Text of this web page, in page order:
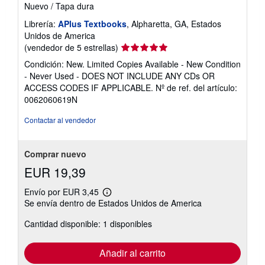
Nuevo / Tapa dura
Librería: APlus Textbooks, Alpharetta, GA, Estados
Unidos de America
(vendedor de 5 estrellas) Calificación
del
vendedor:
5
de
Condición: New. Limited Copies Available - New Condition
- Never Used - DOES NOT INCLUDE ANY CDs OR
ACCESS CODES IF APPLICABLE. Nº de ref. del artículo:
0062060619N
Contactar al vendedor
Comprar nuevo
EUR 19,39
Envío por EUR 3,45
Más
información
las
tarifas
envío
Se envía dentro de Estados Unidos de America
Cantidad disponible: 1 disponibles
Añadir al carrito